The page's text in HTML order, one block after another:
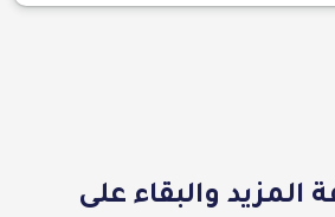
المزيد والبقاء على